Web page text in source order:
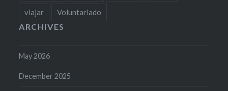
viajar Voluntariado
ARCHIVES
May 2026
December 2025